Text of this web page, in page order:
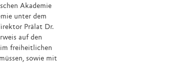
Akademie
unter dem
Prälat Dr.
auf den
im freiheitlichen
sowie mit